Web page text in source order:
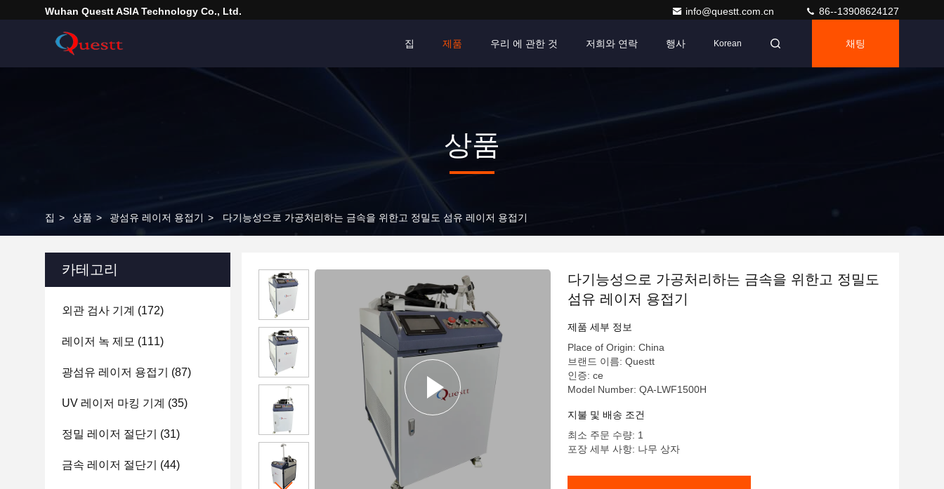
Wuhan Questt ASIA Technology Co., Ltd. info@questt.com.cn 86--13908624127
집 제품 우리 에 관한 것 저희와 연락 행사 Korean 채팅
상품
집 > 상품 > 광섬유 레이저 용접기 > 다기능성으로 가공처리하는 금속을 위한고 정밀도 섬유 레이저 용접기
카테고리
외관 검사 기계 (172)
레이저 녹 제모 (111)
광섬유 레이저 용접기 (87)
UV 레이저 마킹 기계 (35)
정밀 레이저 절단기 (31)
금속 레이저 절단기 (44)
다기능성으로 가공처리하는 금속을 위한고 정밀도
섬유 레이저 용접기
제품 세부 정보
Place of Origin: China
브랜드 이름: Questt
인증: ce
Model Number: QA-LWF1500H
지불 및 배송 조건
최소 주문 수량: 1
포장 세부 사항: 나무 상자